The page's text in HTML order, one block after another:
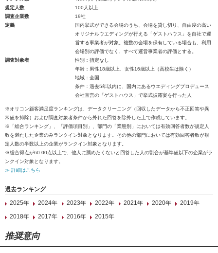
規定人数
100人以上
調査企業数
19社
定義
国内挙式ができる会場のうち、会場を貸し切り、自由度の高い
オリジナルウエディングが行える「ゲストハウス」を自社で運
営する事業者が対象。複数の会場を保有している場合も、利用
会場別の評価でなく、すべて運営事業者の評価とする。
調査対象者
性別：指定なし
年齢：男性18歳以上、女性16歳以上（高校生は除く）
地域：全国
条件：過去5年以内に、国内にあるウエディングプロデュース
会社直営の「ゲストハウス」で挙式披露宴を行った人
※オリコン顧客満足度ランキングは、データクリーニング（回収したデータから不正回答や異
常値を排除）および調査対象者条件から外れた回答を除外した上で作成しています。
※「総合ランキング」、「評価項目別」、部門の「業態別」においては有効回答者数が規定人
数を満たした企業のみランクイン対象となります。その他の部門においては有効回答者数が規
定人数の半数以上の企業がランクイン対象となります。
※総合得点が60.00点以上で、他人に薦めたくないと回答した人の割合が基準値以下の企業がラ
ンクイン対象となります。
≫ 詳細はこちら
過去ランキング
2025年
2024年 2023年 2022年 2021年 2020年
2019年
2018年
2017年 2016年 2015年
推奨意向